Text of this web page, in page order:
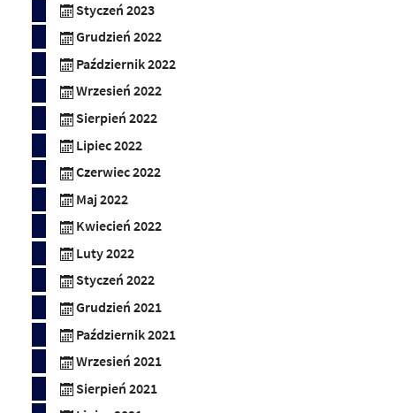
Styczeń 2023
Grudzień 2022
Październik 2022
Wrzesień 2022
Sierpień 2022
Lipiec 2022
Czerwiec 2022
Maj 2022
Kwiecień 2022
Luty 2022
Styczeń 2022
Grudzień 2021
Październik 2021
Wrzesień 2021
Sierpień 2021